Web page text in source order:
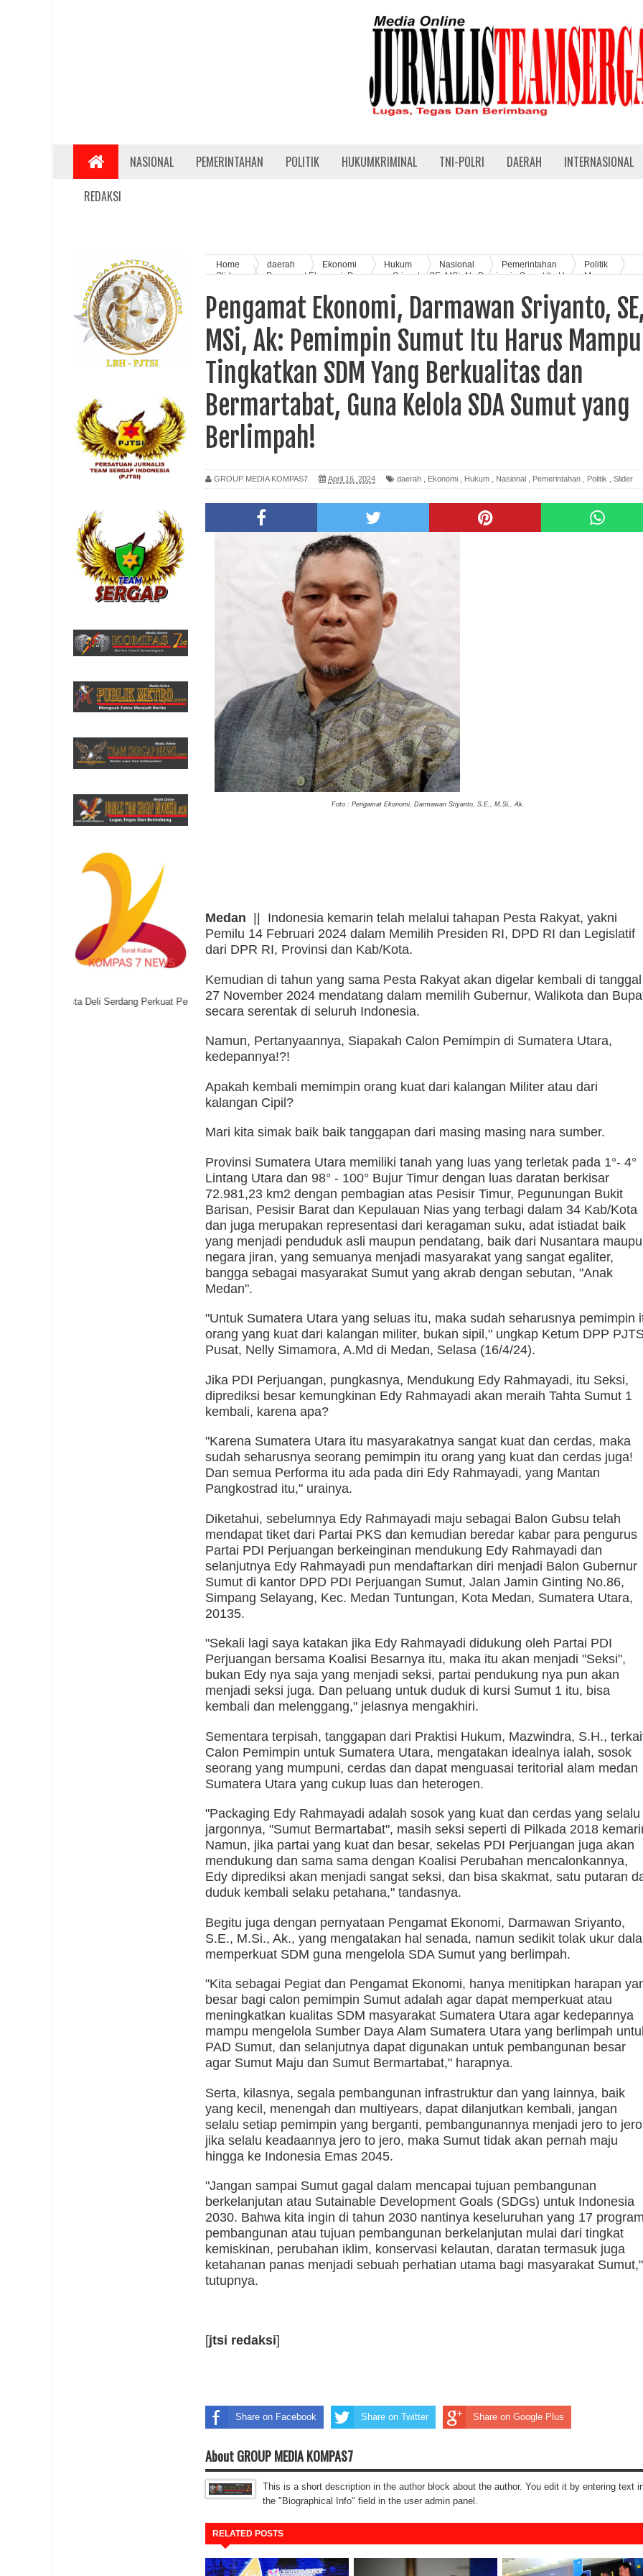
NASIONAL PEMERINTAHAN POLITIK HUKUMKRIMINAL TNI-POLRI DAERAH
INTERNASIONAL
REDAKSI
Polresta Deli Serdang Perkuat Pembinaan Pelajar untuk Cegah Keterlibatan dalam Aksi Geng Motor Ombudsman Sumut Gelar Rapat dengan
Home daerah Ekonomi Hukum Nasional Pemerintahan
Politik
Slider
Pengamat Ekonomi, Darmawan Sriyanto, SE, MSi, Ak: Pemimpin Sumut Itu Harus Mampu
Pengamat Ekonomi, Darmawan Sriyanto,
MSi, Ak: Pemimpin Sumut Itu Harus Mampu
Tingkatkan SDM Yang Berkualitas dan
Bermartabat, Guna Kelola SDA Sumut yang
Berlimpah!
GROUP MEDIA KOMPAS7 April 16, 2024 daerah Ekonomi Hukum Nasional Pemerintahan Politik Slider
Foto : Pengamat Ekonomi, Darmawan Sriyanto, S.E., M.Si., Ak.
Medan || Indonesia kemarin telah melalui tahapan Pesta Rakyat, yakni
Pemilu 14 Februari 2024 dalam Memilih Presiden RI, DPD RI dan Legislatif
dari DPR RI, Provinsi dan Kab/Kota.
Kemudian di tahun yang sama Pesta Rakyat akan digelar kembali di tanggal
27 November 2024 mendatang dalam memilih Gubernur, Walikota dan
secara serentak di seluruh Indonesia.
Namun, Pertanyaannya, Siapakah Calon Pemimpin di Sumatera Utara,
kedepannya!?!
Apakah kembali memimpin orang kuat dari kalangan Militer atau dari
kalangan Cipil?
Mari kita simak baik baik tanggapan dari masing masing nara sumber.
Provinsi Sumatera Utara memiliki tanah yang luas yang terletak pada 1°- 4°
Lintang Utara dan 98° - 100° Bujur Timur dengan luas daratan berkisar
72.981,23 km2 dengan pembagian atas Pesisir Timur, Pegunungan Bukit
Barisan, Pesisir Barat dan Kepulauan Nias yang terbagi dalam 34 Kab/Kota
dan juga merupakan representasi dari keragaman suku, adat istiadat baik
yang menjadi penduduk asli maupun pendatang, baik dari Nusantara
negara jiran, yang semuanya menjadi masyarakat yang sangat egaliter,
bangga sebagai masyarakat Sumut yang akrab dengan sebutan, "Anak
Medan".
"Untuk Sumatera Utara yang seluas itu, maka sudah seharusnya pemimpin
orang yang kuat dari kalangan militer, bukan sipil," ungkap Ketum DPP
Pusat, Nelly Simamora, A.Md di Medan, Selasa (16/4/24).
Jika PDI Perjuangan, pungkasnya, Mendukung Edy Rahmayadi, itu Seksi,
diprediksi besar kemungkinan Edy Rahmayadi akan meraih Tahta Sumut 1
kembali, karena apa?
"Karena Sumatera Utara itu masyarakatnya sangat kuat dan cerdas, maka
sudah seharusnya seorang pemimpin itu orang yang kuat dan cerdas juga!
Dan semua Performa itu ada pada diri Edy Rahmayadi, yang Mantan
Pangkostrad itu," urainya.
Diketahui, sebelumnya Edy Rahmayadi maju sebagai Balon Gubsu telah
mendapat tiket dari Partai PKS dan kemudian beredar kabar para pengurus
Partai PDI Perjuangan berkeinginan mendukung Edy Rahmayadi dan
selanjutnya Edy Rahmayadi pun mendaftarkan diri menjadi Balon Gubernur
Sumut di kantor DPD PDI Perjuangan Sumut, Jalan Jamin Ginting No.86,
Simpang Selayang, Kec. Medan Tuntungan, Kota Medan, Sumatera Utara,
20135.
"Sekali lagi saya katakan jika Edy Rahmayadi didukung oleh Partai PDI
Perjuangan bersama Koalisi Besarnya itu, maka itu akan menjadi "Seksi",
bukan Edy nya saja yang menjadi seksi, partai pendukung nya pun akan
menjadi seksi juga. Dan peluang untuk duduk di kursi Sumut 1 itu, bisa
kembali dan melenggang," jelasnya mengakhiri.
Sementara terpisah, tanggapan dari Praktisi Hukum, Mazwindra, S.H.,
Calon Pemimpin untuk Sumatera Utara, mengatakan idealnya ialah, sosok
seorang yang mumpuni, cerdas dan dapat menguasai teritorial alam medan
Sumatera Utara yang cukup luas dan heterogen.
"Packaging Edy Rahmayadi adalah sosok yang kuat dan cerdas yang selalu
jargonnya, "Sumut Bermartabat", masih seksi seperti di Pilkada 2018
Namun, jika partai yang kuat dan besar, sekelas PDI Perjuangan juga akan
mendukung dan sama sama dengan Koalisi Perubahan mencalonkannya,
Edy diprediksi akan menjadi sangat seksi, dan bisa skakmat, satu putaran
duduk kembali selaku petahana," tandasnya.
Begitu juga dengan pernyataan Pengamat Ekonomi, Darmawan Sriyanto,
S.E., M.Si., Ak., yang mengatakan hal senada, namun sedikit tolak ukur
memperkuat SDM guna mengelola SDA Sumut yang berlimpah.
"Kita sebagai Pegiat dan Pengamat Ekonomi, hanya menitipkan harapan
besar bagi calon pemimpin Sumut adalah agar dapat memperkuat atau
meningkatkan kualitas SDM masyarakat Sumatera Utara agar kedepannya
mampu mengelola Sumber Daya Alam Sumatera Utara yang berlimpah
PAD Sumut, dan selanjutnya dapat digunakan untuk pembangunan besar
agar Sumut Maju dan Sumut Bermartabat," harapnya.
Serta, kilasnya, segala pembangunan infrastruktur dan yang lainnya, baik
yang kecil, menengah dan multiyears, dapat dilanjutkan kembali, jangan
selalu setiap pemimpin yang berganti, pembangunannya menjadi jero to
jika selalu keadaannya jero to jero, maka Sumut tidak akan pernah maju
hingga ke Indonesia Emas 2045.
"Jangan sampai Sumut gagal dalam mencapai tujuan pembangunan
berkelanjutan atau Sutainable Development Goals (SDGs) untuk Indonesia
2030. Bahwa kita ingin di tahun 2030 nantinya keseluruhan yang 17
pembangunan atau tujuan pembangunan berkelanjutan mulai dari tingkat
kemiskinan, perubahan iklim, konservasi kelautan, daratan termasuk juga
ketahanan panas menjadi sebuah perhatian utama bagi masyarakat Sumut,"
tutupnya.
[jtsi redaksi]
Share on Facebook Share on Twitter Share on Google Plus
About GROUP MEDIA KOMPAS7
This is a short description in the author block about the author. You edit it by entering text
the "Biographical Info" field in the user admin panel.
RELATED POSTS